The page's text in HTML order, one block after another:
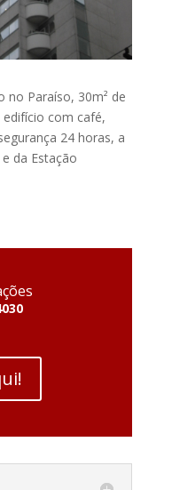
no Paraíso, 30m² de
edifício com café,
24 horas, a
da Estação